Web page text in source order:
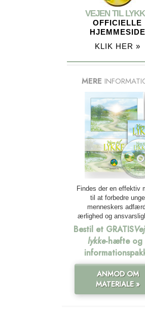
VEJEN TIL
OFFICIELLE
HJEMMESIDE
KLIK HER »
MERE
Findes der en effektiv
til at forbedre unge
menneskers
ærlighed og
Bestil et GRATIS
lykke-hæfte og
ANMOD OM
MATERIALE »